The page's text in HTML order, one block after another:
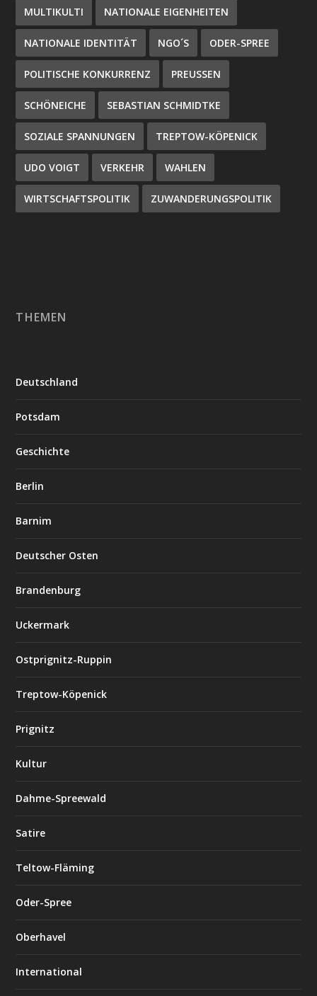
MULTIKULTI NATIONALE EIGENHEITEN
NATIONALE IDENTITÄT NGO´S ODER-SPREE
POLITISCHE KONKURRENZ PREUSSEN
SCHÖNEICHE SEBASTIAN SCHMIDTKE
SOZIALE SPANNUNGEN TREPTOW-KÖPENICK
UDO VOIGT VERKEHR WAHLEN
WIRTSCHAFTSPOLITIK ZUWANDERUNGSPOLITIK
THEMEN
Deutschland
Potsdam
Geschichte
Berlin
Barnim
Deutscher Osten
Brandenburg
Uckermark
Ostprignitz-Ruppin
Treptow-Köpenick
Prignitz
Kultur
Dahme-Spreewald
Satire
Teltow-Fläming
Oder-Spree
Oberhavel
International